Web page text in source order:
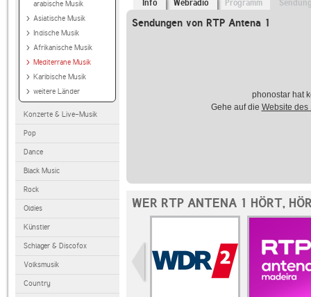
arabische Musik
Asiatische Musik
Indische Musik
Afrikanische Musik
Mediterrane Musik
Karibische Musik
weitere Länder
Konzerte & Live-Musik
Pop
Dance
Black Music
Rock
Oldies
Künstler
Schlager & Discofox
Volksmusik
Country
Info Webradio Programm
Sendungen von RTP Antena 1
phonostar hat
Gehe auf die Website des
WER RTP ANTENA 1 HÖRT,